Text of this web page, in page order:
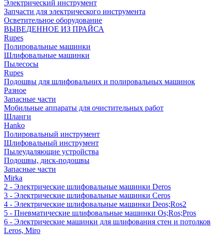
Электрический инструмент
Запчасти для электрического инструмента
Осветительное оборудование
ВЫВЕДЕННОЕ ИЗ ПРАЙСА
Rupes
Полировальные машинки
Шлифовальные машинки
Пылесосы
Rupes
Подошвы для шлифовальних и полировальных машинок
Разное
Запасные части
Мобильные аппараты для очистительных работ
Шланги
Hanko
Полировальный инструмент
Шлифовальный инструмент
Пылеудаляющие устройства
Подошвы, диск-подошвы
Запасные части
Mirka
2 - Электрические шлифовальные машинки Deros
3 - Электрические шлифовальные машинки Ceros
4 - Электрические шлифовальные машинки Deos;Ros2
5 - Пневматические шлифовальные машинки Os;Ros;Pros
6 - Электрические машинки для шлифования стен и потолков
Leros, Miro